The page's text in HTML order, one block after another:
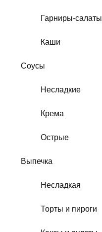
Гарниры-салаты
Каши
Соусы
Несладкие
Крема
Острые
Выпечка
Несладкая
Торты и пироги